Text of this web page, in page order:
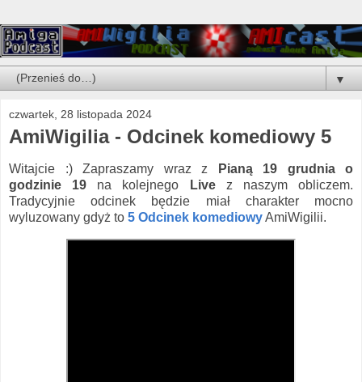
▼
czwartek, 28 listopada 2024
AmiWigilia - Odcinek komediowy 5
Witajcie :) Zapraszamy wraz z Pianą
19 grudnia o
godzinie 19 na kolejnego Livez naszym obliczem.
Tradycyjnie odcinek będzie miał charakter mocno
wyluzowany gdyż to 5 Odcinek komediowyAmiWigilii.